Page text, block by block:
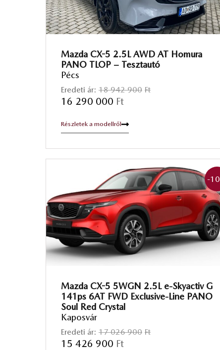
Mazda CX-5 2.5L AWD AT Homura
PANO TLOP – Tesztautó
Pécs
Eredeti ár: 18 942 900 Ft
16 290 000 Ft
Részletek a modellről
-10
Mazda CX-5 5WGN 2.5L e-Skyactiv G
141ps 6AT FWD Exclusive-Line PANO
Soul Red Crystal
Kaposvár
Eredeti ár: 17 026 900 Ft
15 426 900 Ft